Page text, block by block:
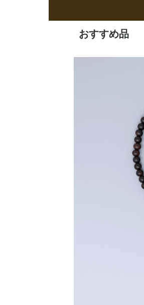
おすすめ品
新商品
定番品
逸品
特価品